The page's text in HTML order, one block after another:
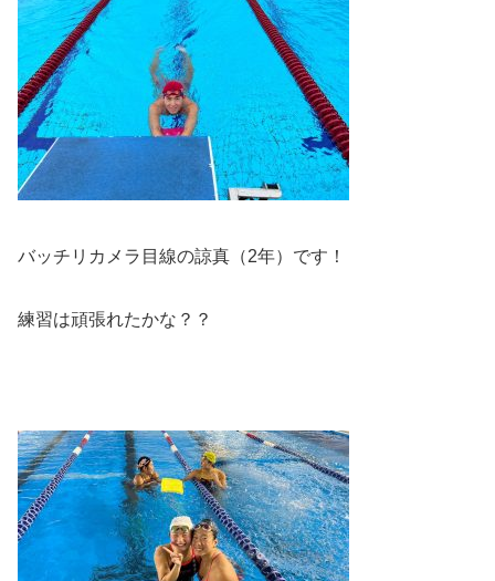
バッチリカメラ目線の諒真（2年）です！
練習は頑張れたかな？？